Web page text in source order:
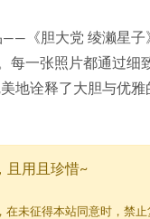
《胆大党 绫濑星
每一张照片都通过细
地诠释了大胆与优
且用且珍惜~
未征得本站同意时，禁